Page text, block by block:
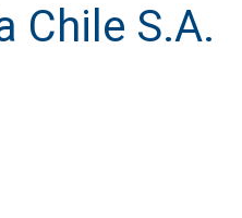
Chile S.A.